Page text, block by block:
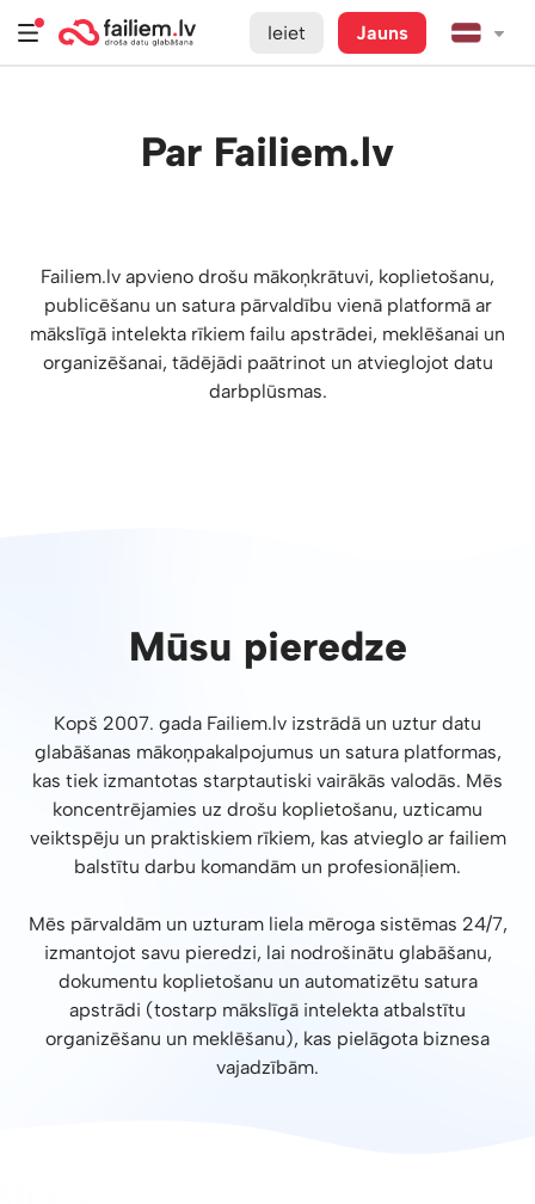
Ieiet Jauns
Par Failiem.lv
Failiem.lv apvieno drošu mākoņkrātuvi, koplietošanu,
publicēšanu un satura pārvaldību vienā platformā ar
mākslīgā intelekta rīkiem failu apstrādei, meklēšanai un
organizēšanai, tādējādi paātrinot un atvieglojot datu
darbplūsmas.
Mūsu pieredze
Kopš 2007. gada Failiem.lv izstrādā un uztur datu
glabāšanas mākoņpakalpojumus un satura platformas,
kas tiek izmantotas starptautiski vairākās valodās. Mēs
koncentrējamies uz drošu koplietošanu, uzticamu
veiktspēju un praktiskiem rīkiem, kas atvieglo ar failiem
balstītu darbu komandām un profesionāļiem.
Mēs pārvaldām un uzturam liela mēroga sistēmas 24/7,
izmantojot savu pieredzi, lai nodrošinātu glabāšanu,
dokumentu koplietošanu un automatizētu satura
apstrādi (tostarp mākslīgā intelekta atbalstītu
organizēšanu un meklēšanu), kas pielāgota biznesa
vajadzībām.